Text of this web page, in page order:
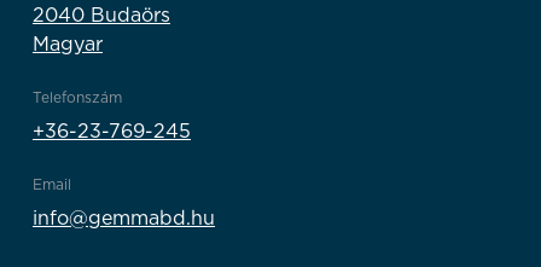
2040 Budaörs
Magyar
Telefonszám
+36-23-769-245
Email
info@gemmabd.hu